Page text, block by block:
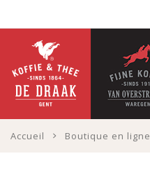
Accueil Boutique en ligne